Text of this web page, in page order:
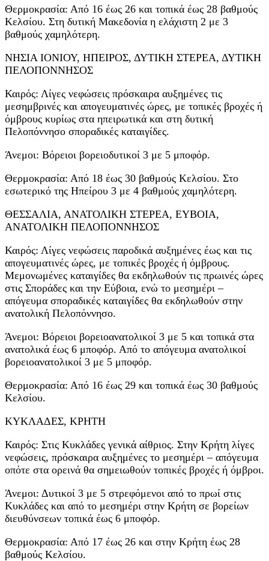
Θερμοκρασία: Από 16 έως 26 και τοπικά έως 28 βαθμούς
Κελσίου. Στη δυτική Μακεδονία η ελάχιστη 2 με 3
βαθμούς χαμηλότερη.
ΝΗΣΙΑ ΙΟΝΙΟΥ, ΗΠΕΙΡΟΣ, ΔΥΤΙΚΗ ΣΤΕΡΕΑ, ΔΥΤΙΚΗ
ΠΕΛΟΠΟΝΝΗΣΟΣ
Καιρός: Λίγες νεφώσεις πρόσκαιρα αυξημένες τις
μεσημβρινές και απογευματινές ώρες, με τοπικές βροχές ή
όμβρους κυρίως στα ηπειρωτικά και στη δυτική
Πελοπόννησο σποραδικές καταιγίδες.
Άνεμοι: Βόρειοι βορειοδυτικοί 3 με 5 μποφόρ.
Θερμοκρασία: Από 18 έως 30 βαθμούς Κελσίου. Στο
εσωτερικό της Ηπείρου 3 με 4 βαθμούς χαμηλότερη.
ΘΕΣΣΑΛΙΑ, ΑΝΑΤΟΛΙΚΗ ΣΤΕΡΕΑ, ΕΥΒΟΙΑ,
ΑΝΑΤΟΛΙΚΗ ΠΕΛΟΠΟΝΝΗΣΟΣ
Καιρός: Λίγες νεφώσεις παροδικά αυξημένες έως και τις
απογευματινές ώρες, με τοπικές βροχές ή όμβρους.
Μεμονωμένες καταιγίδες θα εκδηλωθούν τις πρωινές ώρες
στις Σποράδες και την Εύβοια, ενώ το μεσημέρι –
απόγευμα σποραδικές καταιγίδες θα εκδηλωθούν στην
ανατολική Πελοπόννησο.
Άνεμοι: Βόρειοι βορειοανατολικοί 3 με 5 και τοπικά στα
ανατολικά έως 6 μποφόρ. Από το απόγευμα ανατολικοί
βορειοανατολικοί 3 με 5 μποφόρ.
Θερμοκρασία: Από 16 έως 29 και τοπικά έως 30 βαθμούς
Κελσίου.
ΚΥΚΛΑΔΕΣ, ΚΡΗΤΗ
Καιρός: Στις Κυκλάδες γενικά αίθριος. Στην Κρήτη λίγες
νεφώσεις, πρόσκαιρα αυξημένες το μεσημέρι – απόγευμα
οπότε στα ορεινά θα σημειωθούν τοπικές βροχές ή όμβροι.
Άνεμοι: Δυτικοί 3 με 5 στρεφόμενοι από το πρωί στις
Κυκλάδες και από το μεσημέρι στην Κρήτη σε βορείων
διευθύνσεων τοπικά έως 6 μποφόρ.
Θερμοκρασία: Από 17 έως 26 και στην Κρήτη έως 28
βαθμούς Κελσίου.